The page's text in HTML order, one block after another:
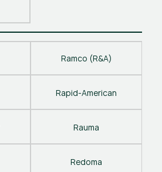
Ramco (R&A)
Rapid-American
Rauma
Redoma